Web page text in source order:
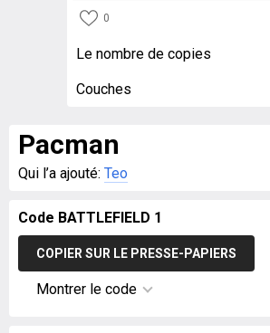
0
Le nombre de copies
Couches
Pacman
Qui l’a ajouté: Teo
Code BATTLEFIELD 1
COPIER SUR LE PRESSE-PAPIERS
Montrer le code